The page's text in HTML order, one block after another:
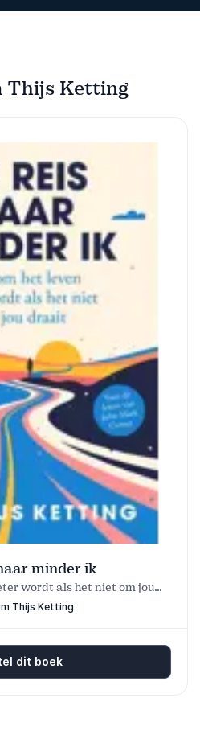
Thijs Ketting
minder ik
wordt als het niet om jou
draait
Thijs Ketting
dit boek